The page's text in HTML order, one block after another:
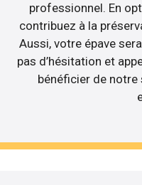
professionnel. En
contribuez à la
Aussi, votre épave
pas d’hésitation et
bénéficier de notre